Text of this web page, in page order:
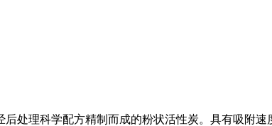
处理科学配方精制而成的粉状活性炭。具有吸附